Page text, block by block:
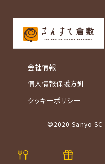
会社情報
個人情報保護方針
クッキーポリシー
©2020 Sanyo